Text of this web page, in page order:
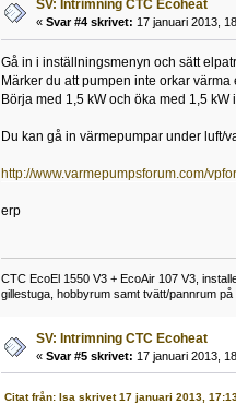
SV: Intrimning CTC Ecoheat
« Svar #4 skrivet: 17 januari 2013,
Gå in i inställningsmenyn och sätt
Märker du att pumpen inte orkar
Börja med 1,5 kW och öka med 1,5
Du kan gå in värmepumpar under luft/
http://www.varmepumpsforum.com/
erp
CTC EcoEl 1550 V3 + EcoAir 107 V3,
gillestuga, hobbyrum samt tvätt/pannrum på
SV: Intrimning CTC Ecoheat
« Svar #5 skrivet: 17 januari 2013,
Citat från: Isa skrivet 17 januari 2013,